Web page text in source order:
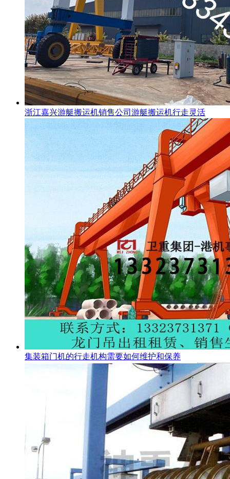
浙江嘉兴游艇搬运机销售公司游艇搬运机行走灵活
集装箱门机的行走机构需要如何维护和保养